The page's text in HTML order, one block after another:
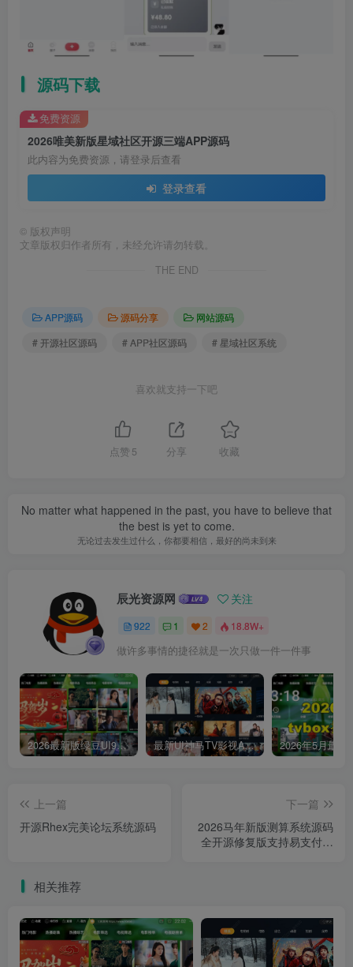
源码下载
2026唯美新版星域社区开源三端APP源码
此内容为免费资源，请登录后查看
登录查看
免费资源
© 版权声明
文章版权归作者所有，未经允许请勿转载。
THE END
APP源码 源码分享
网站源码
# 开源社区源码
# APP社区源码 # 星域社区系统
喜欢就支持一下吧
点赞 5 分享 收藏
No matter what happened in the past, you have to believe that
the best is yet to come.
无论过去发生过什么，你都要相信，最好的尚未到来
辰光资源网 关注
922 1 2 18.8W+
做许多事情的捷径就是一次只做一件一件事
2026最新版绿豆UI9双端影视APP源码 最新UI神马TV影视APP源码 乐檬影视苹果CMS后台 包含前后端源码
上一篇
开源Rhex完美论坛系统源码
下一篇
2026马年新版测算系统源码
全开源修复版支持易支付带
相关推荐